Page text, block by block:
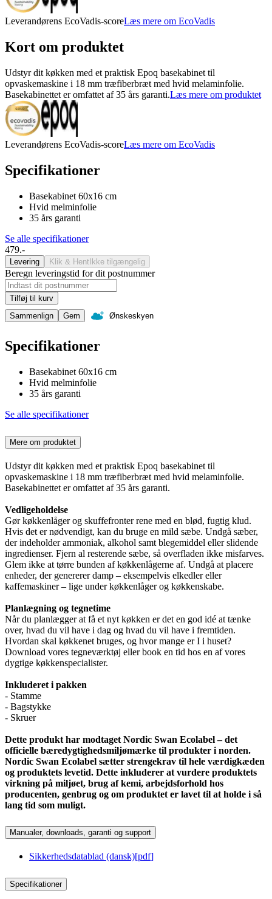
Leverandørens EcoVadis-scoreLæs mere om EcoVadis
Kort om produktet
Udstyr dit køkken med et praktisk Epoq basekabinet til
opvaskemaskine i 18 mm træfiberbræt med hvid melaminfolie.
Basekabinettet er omfattet af 35 års garanti.Læs mere om produktet
Leverandørens EcoVadis-scoreLæs mere om EcoVadis
Specifikationer
Basekabinet 60x16 cm
Hvid melminfolie
35 års garanti
Se alle specifikationer
479.-
Levering Klik & Hent Ikke tilgængelig
Beregn leveringstid for dit postnummer
Tilføj til kurv
Sammenlign
Gem Ønskeskyen
Specifikationer
Basekabinet 60x16 cm
Hvid melminfolie
35 års garanti
Se alle specifikationer
Mere om produktet
Udstyr dit køkken med et praktisk Epoq basekabinet til
opvaskemaskine i 18 mm træfiberbræt med hvid melaminfolie.
Basekabinettet er omfattet af 35 års garanti.
Vedligeholdelse
Gør køkkenlåger og skuffefronter rene med en blød, fugtig klud.
Hvis det er nødvendigt, kan du bruge en mild sæbe. Undgå sæber,
der indeholder ammoniak, alkohol samt blegemiddel eller slidende
ingredienser. Fjern al resterende sæbe, så overfladen ikke misfarves.
Glem ikke at tørre bunden af køkkenlågerne af. Undgå at placere
enheder, der genererer damp – eksempelvis elkedler eller
kaffemaskiner – lige under køkkenlåger og køkkenskabe.
Planlægning og tegnetime
Når du planlægger at få et nyt køkken er det en god idé at tænke
over, hvad du vil have i dag og hvad du vil have i fremtiden.
Hvordan skal køkkenet bruges, og hvor mange er I i huset?
Download vores tegneværktøj eller book en tid hos en af vores
dygtige køkkenspecialister.
Inkluderet i pakken
- Stamme
- Bagstykke
- Skruer
Dette produkt har modtaget Nordic Swan Ecolabel – det
officielle bæredygtighedsmiljømærke til produkter i norden.
Nordic Swan Ecolabel sætter strengekrav til hele værdigkæden
og produktets levetid. Dette inkluderer at vurdere produktets
virkning på miljøet, brug af kemi, arbejdsforhold hos
producenten, genbrug og om produktet er lavet til at holde i så
lang tid som muligt.
Manualer, downloads, garanti og support
Sikkerhedsdatablad (dansk)[pdf]
Specifikationer